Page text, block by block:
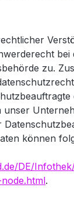
bei
zu.
unser
können
DE/
.